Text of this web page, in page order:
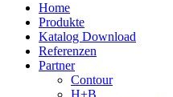
Home
Produkte
Katalog Download
Referenzen
Partner
Contour
H+B